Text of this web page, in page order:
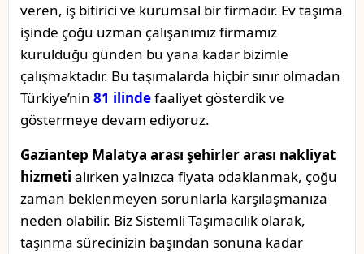
veren, iş bitirici ve kurumsal bir firmadır. Ev taşıma
işinde çoğu uzman çalışanımız firmamız
kurulduğu günden bu yana kadar bizimle
çalışmaktadır. Bu taşımalarda hiçbir sınır olmadan
Türkiye’nin 81 ilindefaaliyet gösterdik ve
göstermeye devam ediyoruz.
Gaziantep Malatya arası şehirler arası nakliyat
hizmeti alırken yalnızca fiyata odaklanmak, çoğu
zaman beklenmeyen sorunlarla karşılaşmanıza
neden olabilir. Biz Sistemli Taşımacılık olarak,
taşınma sürecinizin başından sonuna kadar